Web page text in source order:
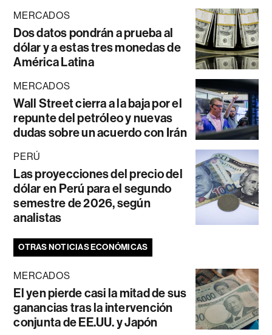
MERCADOS
Dos datos pondrán a prueba al
dólar y a estas tres monedas de
América Latina
MERCADOS
Wall Street cierra a la baja por el
repunte del petróleo y nuevas
dudas sobre un acuerdo con Irán
PERÚ
Las proyecciones del precio del
dólar en Perú para el segundo
semestre de 2026, según
analistas
OTRAS NOTICIAS ECONÓMICAS
MERCADOS
El yen pierde casi la mitad de sus
ganancias tras la intervención
conjunta de EE.UU. y Japón